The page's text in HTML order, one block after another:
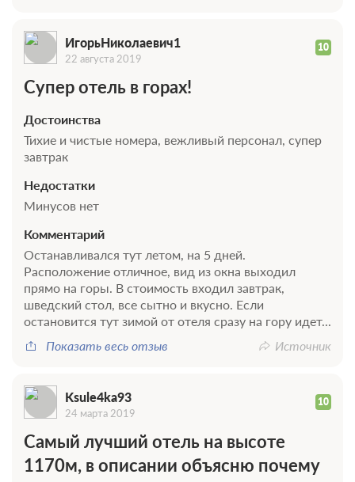
45м
2 гостя
Моментальное подтверждение
В стоимость входит:
OTA +10%, Summer 2026, Без питания
Бесплатная отмена до 20 августа 2026 09:59; При отмене
Требуется внесение 100% предоплаты на условиях 10%
сейчас и 90% до 17.08.2026, 14:00
17 930
2 гостя
Моментальное подтверждение
В стоимость входит:
OTA +10%, Summer 2026, Без питания
Требуется внесение 100% предоплаты на условиях 10%
сейчас и 90% до 17.08.2026, 14:00
17 930 Забронировать
ИгорьНиколаевич1 10
22 августа 2019
Супер отель в горах!
Достоинства
Тихие и чистые номера, вежливый персонал, супер
завтрак
Недостатки
Минусов нет
Комментарий
Останавливался тут летом, на 5 дней.
Расположение отличное, вид из окна выходил
прямо на горы. В стоимость входил завтрак,
шведский стол, все сытно и вкусно. Если
остановится тут зимой от отеля сразу на гору идет...
Показать весь отзыв
Источник
Ksule4ka93 10
24 марта 2019
Самый лучший отель на высоте
1170м, в описании объясню почему